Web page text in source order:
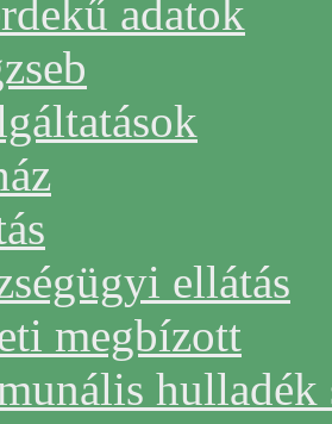
adatok
ellátás
megbízott
hulladék